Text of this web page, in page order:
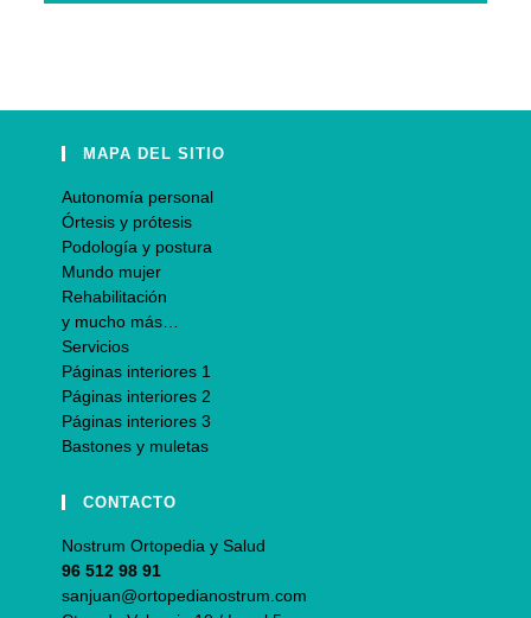
MAPA DEL SITIO
Autonomía personal
Órtesis y prótesis
Podología y postura
Mundo mujer
Rehabilitación
y mucho más…
Servicios
Páginas interiores 1
Páginas interiores 2
Páginas interiores 3
Bastones y muletas
CONTACTO
Nostrum Ortopedia y Salud
96 512 98 91
sanjuan@ortopedianostrum.com